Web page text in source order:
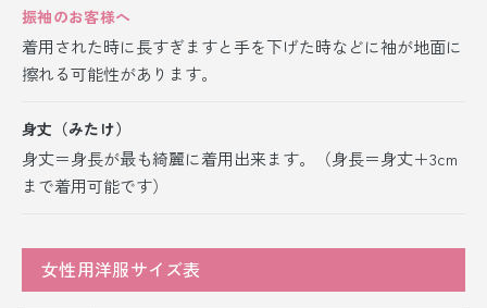
振袖のお客様へ
着用された時に長すぎますと手を下げた時などに袖が地面に
擦れる可能性があります。
身丈（みたけ）
身丈＝身長が最も綺麗に着用出来ます。（身長＝身丈＋3cm
まで着用可能です）
女性用洋服サイズ表